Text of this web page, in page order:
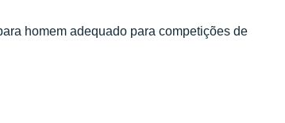
homem adequado para competições de